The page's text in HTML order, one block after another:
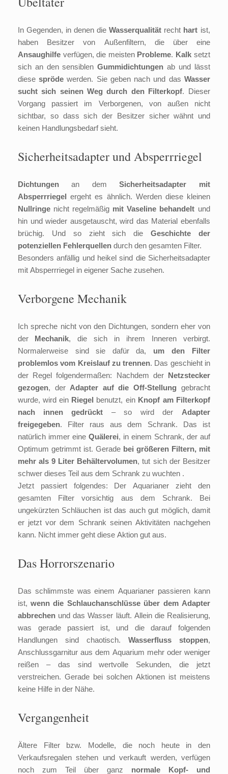
In Gegenden, in denen die Wasserqualität recht hart ist,
haben Besitzer von Außenfiltern, die über eine
Ansaughilfe verfügen, die meisten Probleme. Kalk setzt
sich an den sensiblen Gummidichtungen ab und lässt
diese spröde werden. Sie geben nach und das Wasser
sucht sich seinen Weg durch den Filterkopf. Dieser
Vorgang passiert im Verborgenen, von außen nicht
sichtbar, so dass sich der Besitzer sicher wähnt und
keinen Handlungsbedarf sieht.
Sicherheitsadapter und Absperrriegel
Dichtungen an dem Sicherheitsadapter mit
Absperrriegel ergeht es ähnlich. Werden diese kleinen
Nullringe nicht regelmäßig mit Vaseline behandelt und
hin und wieder ausgetauscht, wird das Material ebenfalls
brüchig. Und so zieht sich die Geschichte der
potenziellen Fehlerquellen durch den gesamten Filter.
Besonders anfällig und heikel sind die Sicherheitsadapter
mit Absperrriegel in eigener Sache zusehen.
Verborgene Mechanik
Ich spreche nicht von den Dichtungen, sondern eher von
der Mechanik, die sich in ihrem Inneren verbirgt.
Normalerweise sind sie dafür da, um den Filter
problemlos vom Kreislauf zu trennen. Das geschieht in
der Regel folgendermaßen: Nachdem der Netzstecker
gezogen, der Adapter auf die Off-Stellung gebracht
wurde, wird ein Riegel benutzt, ein Knopf am Filterkopf
nach innen gedrückt – so wird der Adapter
freigegeben. Filter raus aus dem Schrank. Das ist
natürlich immer eine Quälerei, in einem Schrank, der auf
Optimum getrimmt ist. Gerade bei größeren Filtern, mit
mehr als 9 Liter Behältervolumen, tut sich der Besitzer
schwer dieses Teil aus dem Schrank zu wuchten .
Jetzt passiert folgendes: Der Aquarianer zieht den
gesamten Filter vorsichtig aus dem Schrank. Bei
ungekürzten Schläuchen ist das auch gut möglich, damit
er jetzt vor dem Schrank seinen Aktivitäten nachgehen
kann. Nicht immer geht diese Aktion gut aus.
Das Horrorszenario
Das schlimmste was einem Aquarianer passieren kann
ist, wenn die Schlauchanschlüsse über dem Adapter
abbrechen und das Wasser läuft. Allein die Realisierung,
was gerade passiert ist, und die darauf folgenden
Handlungen sind chaotisch. Wasserfluss stoppen,
Anschlussgarnitur aus dem Aquarium mehr oder weniger
reißen – das sind wertvolle Sekunden, die jetzt
verstreichen. Gerade bei solchen Aktionen ist meistens
keine Hilfe in der Nähe.
Vergangenheit
Ältere Filter bzw. Modelle, die noch heute in den
Verkaufsregalen stehen und verkauft werden, verfügen
noch zum Teil über ganz normale Kopf- und